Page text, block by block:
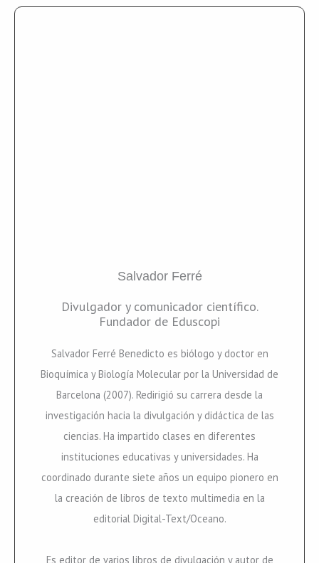
Salvador Ferré
Divulgador y comunicador científico.
Fundador de Eduscopi
Salvador Ferré Benedicto es biólogo y doctor en
Bioquímica y Biología Molecular por la Universidad de
Barcelona (2007). Redirigió su carrera desde la
investigación hacia la divulgación y didáctica de las
ciencias. Ha impartido clases en diferentes
instituciones educativas y universidades. Ha
coordinado durante siete años un equipo pionero en
la creación de libros de texto multimedia en la
editorial Digital-Text/Oceano.
Es editor de varios libros de divulgación y autor de